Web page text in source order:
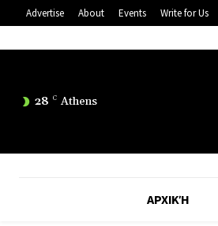
Advertise About Events Write for Us
28 C Athens
ΑΡΧΙΚΉ